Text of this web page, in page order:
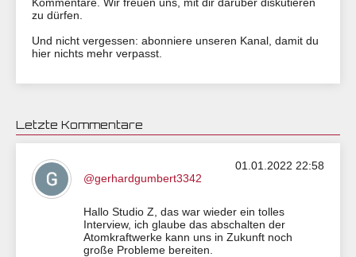
zu dürfen.
Und nicht vergessen: abonniere unseren Kanal, damit du
hier nichts mehr verpasst.
Letzte Kommentare
01.01.2022 22:58
@gerhardgumbert3342
Hallo Studio Z, das war wieder ein tolles
Interview, ich glaube das abschalten der
Atomkraftwerke kann uns in Zukunft noch
große Probleme bereiten.